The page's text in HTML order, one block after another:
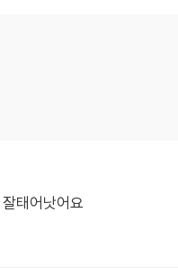
태어낫어요